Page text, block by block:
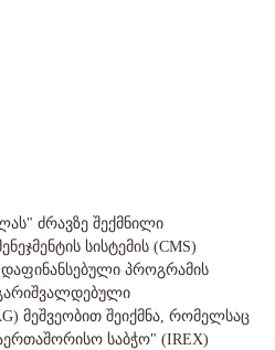
ძრავზე შექმნილი
სისტემის (CMS)
დაფინანსებული პროგრამის
მეშვეობით შეიქმნა, რომელსაც
საბჭო" (IREX)